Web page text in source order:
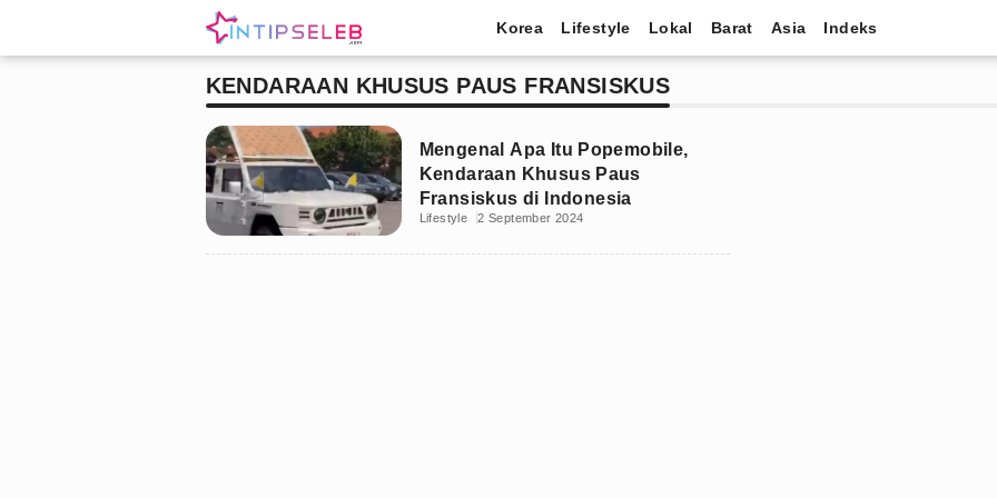
Korea Lifestyle Lokal Barat Asia Indeks
KENDARAAN KHUSUS PAUS FRANSISKUS
Mengenal Apa Itu Popemobile,
Kendaraan Khusus Paus
Fransiskus di Indonesia
Lifestyle 2 September 2024